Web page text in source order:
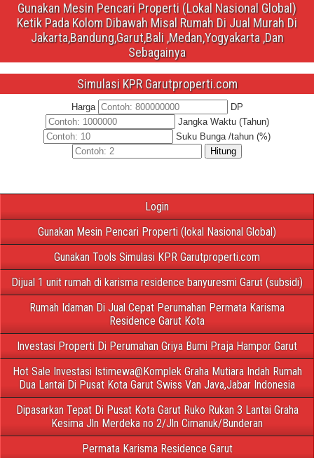
Gunakan Mesin Pencari Properti (Lokal Nasional Global)
Ketik Pada Kolom Dibawah Misal Rumah Di Jual Murah Di
Jakarta,Bandung,Garut,Bali ,Medan,Yogyakarta ,Dan
Sebagainya
Simulasi KPR Garutproperti.com
Harga
DP
Jangka Waktu (Tahun)
Suku Bunga /tahun (%)
Hitung
Login
Gunakan Mesin Pencari Properti (lokal Nasional Global)
Gunakan Tools Simulasi KPR Garutproperti.com
Dijual 1 unit rumah di karisma residence banyuresmi Garut (subsidi)
Rumah Idaman Di Jual Cepat Perumahan Permata Karisma
Residence Garut Kota
Investasi Properti Di Perumahan Griya Bumi Praja Hampor Garut
Hot Sale Investasi Istimewa@Komplek Graha Mutiara Indah Rumah
Dua Lantai Di Pusat Kota Garut Swiss Van Java,Jabar Indonesia
Dipasarkan Tepat Di Pusat Kota Garut Ruko Rukan 3 Lantai Graha
Kesima Jln Merdeka no 2/Jln Cimanuk/Bunderan
Permata Karisma Residence Garut